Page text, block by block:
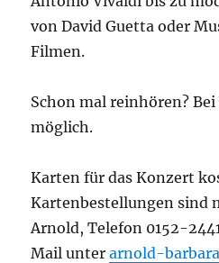
von David Guetta oder
Filmen.
Schon mal reinhören?
möglich.
Karten für das Konzert
Kartenbestellungen sind
Arnold, Telefon 0152-
Mail unterarnold-